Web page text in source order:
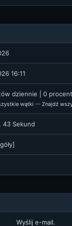
16:11
dziennie | 0
wątki — Znajdź
43 Sekund
]
Wyślij e-mail.